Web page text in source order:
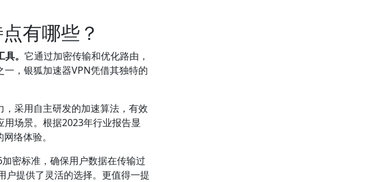
有哪些？
。 它通过加密传输和优化路由，
，银狐加速器VPN凭借其独特的
采用自主研发的加速算法，有效
场景。根据2023年行业报告显
络体验。
密标准，确保用户数据在传输过
户提供了灵活的选择。更值得一提